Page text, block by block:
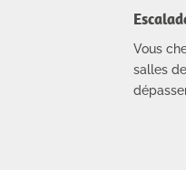
Vous
salles